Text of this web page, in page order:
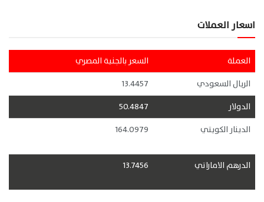
اسعار العملات
العملة
السعر بالجنية المصري
الريال السعودي
13.4457
الدولار
50.4847
الدينار الكويتي
164.0979
الدرهم الاماراتي 13.7456